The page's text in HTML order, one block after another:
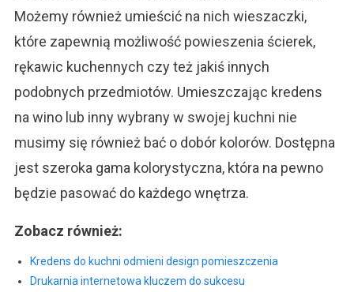
Możemy również umieścić na nich wieszaczki,
które zapewnią możliwość powieszenia ścierek,
rękawic kuchennych czy też jakiś innych
podobnych przedmiotów. Umieszczając kredens
na wino lub inny wybrany w swojej kuchni nie
musimy się również bać o dobór kolorów. Dostępna
jest szeroka gama kolorystyczna, która na pewno
będzie pasować do każdego wnętrza.
Zobacz również:
Kredens do kuchni odmieni design pomieszczenia
Drukarnia internetowa kluczem do sukcesu